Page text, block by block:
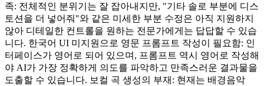
족: 전체적인 분위기는 잘 잡아내지만, "기타 솔로 부분에 디스
토션을 더 넣어줘"와 같은 미세한 부분 수정은 아직 지원하지
않아 디테일한 컨트롤을 원하는 전문가에게는 답답할 수 있습
니다. 한국어 UI 미지원으로 영문 프롬프트 작성이 필요함: 인
터페이스가 영어로 되어 있으며, 프롬프트 역시 영어로 작성해
야 AI가 가장 정확하게 의도를 파악하고 만족스러운 결과물을
도출할 수 있습니다. 보컬 곡 생성의 부재: 현재는 배경음악